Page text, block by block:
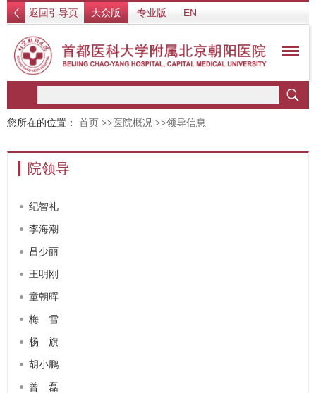
返回引导页 大众版 专业版 EN
您所在的位置： 首页 >> 医院概况 >>领导信息
院领导
纪智礼
李海潮
吕少丽
王明刚
童朝晖
梅 雪
杨 旗
胡小鹏
曾 磊